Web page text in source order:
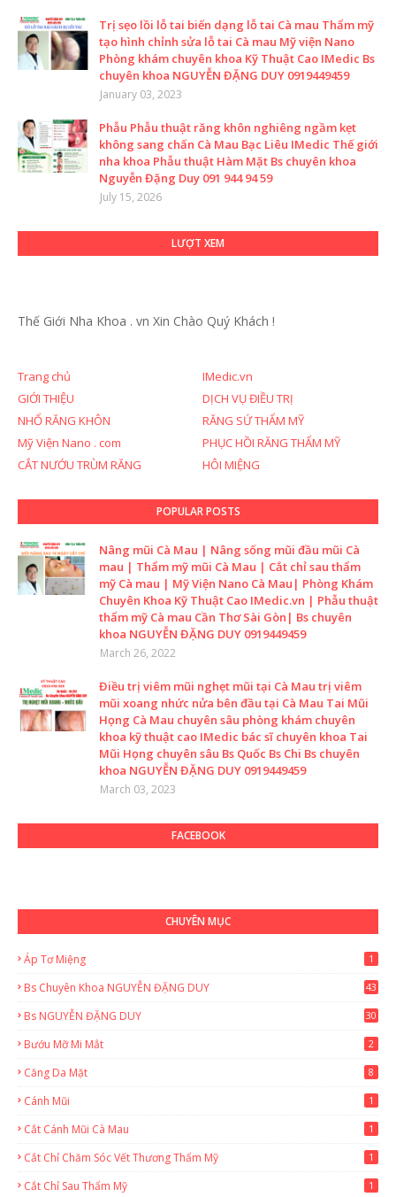
Trị sẹo lồi lỗ tai biến dạng lỗ tai Cà mau Thẩm mỹ
tạo hình chỉnh sửa lỗ tai Cà mau Mỹ viện Nano
Phòng khám chuyên khoa Kỹ Thuật Cao IMedic Bs
chuyên khoa NGUYỄN ĐẶNG DUY 0919449459
January 03, 2023
Phẫu Phẫu thuật răng khôn nghiêng ngầm kẹt
không sang chấn Cà Mau Bạc Liêu IMedic Thế giới
nha khoa Phẫu thuật Hàm Mặt Bs chuyên khoa
Nguyễn Đặng Duy 091 944 94 59
July 15, 2026
LƯỢT XEM
Thế Giới Nha Khoa . vn Xin Chào Quý Khách !
Trang chủ
IMedic.vn
GIỚI THIỆU
DỊCH VỤ ĐIỀU TRỊ
NHỔ RĂNG KHÔN
RĂNG SỨ THẨM MỸ
Mỹ Viện Nano . com
PHỤC HỒI RĂNG THẨM MỸ
CẮT NƯỚU TRÙM RĂNG
HÔI MIỆNG
POPULAR POSTS
Nâng mũi Cà Mau | Nâng sống mũi đầu mũi Cà
mau | Thẩm mỹ mũi Cà Mau | Cắt chỉ sau thẩm
mỹ Cà mau | Mỹ Viện Nano Cà Mau| Phòng Khám
Chuyên Khoa Kỹ Thuật Cao IMedic.vn | Phẫu thuật
thẩm mỹ Cà mau Cần Thơ Sài Gòn| Bs chuyên
khoa NGUYỄN ĐẶNG DUY 0919449459
March 26, 2022
Điều trị viêm mũi nghẹt mũi tại Cà Mau trị viêm
mũi xoang nhức nửa bên đầu tại Cà Mau Tai Mũi
Họng Cà Mau chuyên sâu phòng khám chuyên
khoa kỹ thuật cao IMedic bác sĩ chuyên khoa Tai
Mũi Họng chuyên sâu Bs Quốc Bs Chi Bs chuyên
khoa NGUYỄN ĐẶNG DUY 0919449459
March 03, 2023
FACEBOOK
CHUYÊN MỤC
Áp Tơ Miệng 1
Bs Chuyên Khoa NGUYỄN ĐẶNG DUY
43
Bs NGUYỄN ĐẶNG DUY 30
Bướu Mỡ Mi Mắt 2
Căng Da Mặt 8
Cánh Mũi 1
Cắt Cánh Mũi Cà Mau 1
Cắt Chỉ Chăm Sóc Vết Thương Thẩm Mỹ 1
Cắt Chỉ Sau Thẩm Mỹ 1